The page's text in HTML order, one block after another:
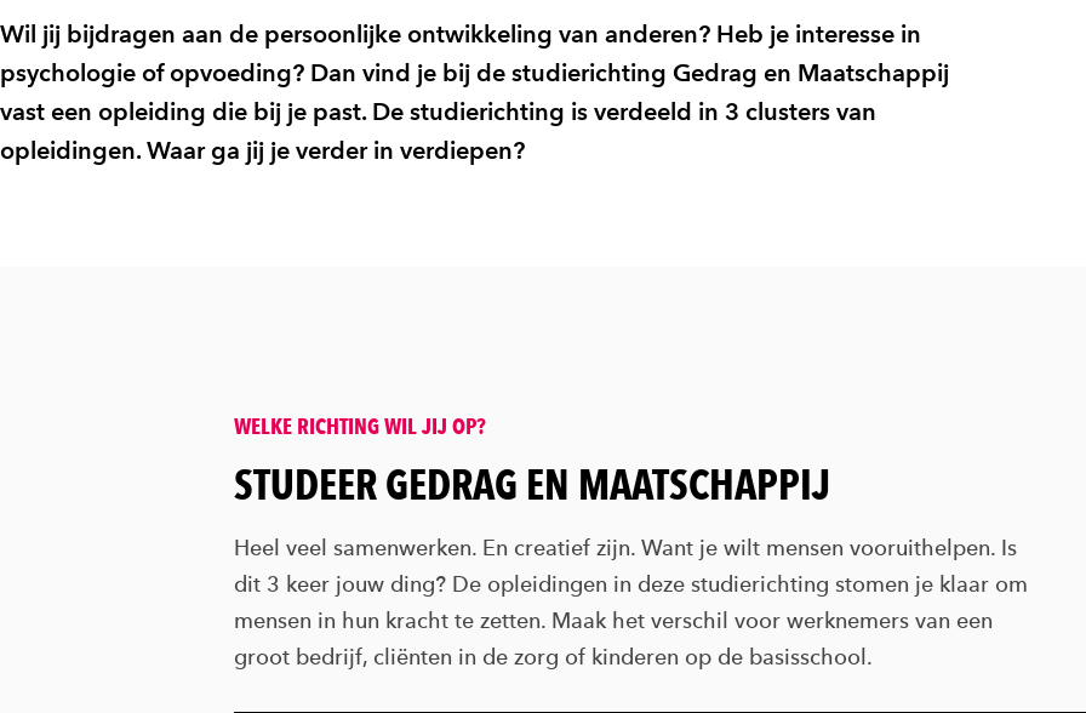
Wil jij bijdragen aan de persoonlijke ontwikkeling van anderen? Heb je interesse in
psychologie of opvoeding? Dan vind je bij de studierichting Gedrag en Maatschappij
vast een opleiding die bij je past. De studierichting is verdeeld in 3 clusters van
opleidingen. Waar ga jij je verder in verdiepen?
WELKE RICHTING WIL JIJ OP?
:
STUDEER GEDRAG EN MAATSCHAPPIJ
Heel veel samenwerken. En creatief zijn. Want je wilt mensen vooruithelpen. Is
dit 3 keer jouw ding? De opleidingen in deze studierichting stomen je klaar om
mensen in hun kracht te zetten. Maak het verschil voor werknemers van een
groot bedrijf, cliënten in de zorg of kinderen op de basisschool.